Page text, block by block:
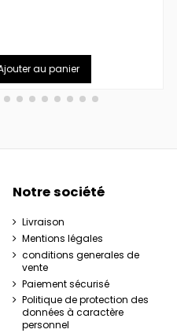
au panier
Notre société
Livraison
Mentions légales
conditions generales de
vente
Paiement sécurisé
Politique de protection des
données à caractère
personnel